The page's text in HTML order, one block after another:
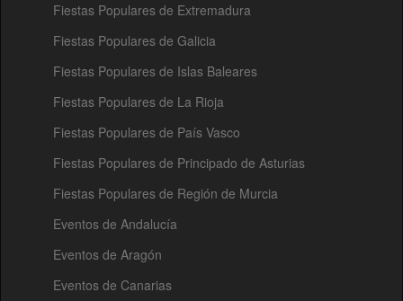
Fiestas Populares de Extremadura
Fiestas Populares de Galicia
Fiestas Populares de Islas Baleares
Fiestas Populares de La Rioja
Fiestas Populares de País Vasco
Fiestas Populares de Principado de Asturias
Fiestas Populares de Región de Murcia
Eventos de Andalucía
Eventos de Aragón
Eventos de Canarias